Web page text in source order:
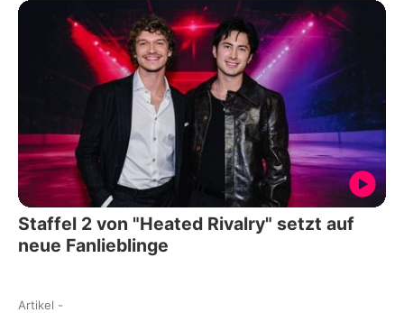
Staffel 2 von "Heated Rivalry" setzt auf
neue Fanlieblinge
Artikel -